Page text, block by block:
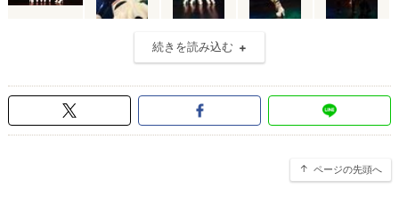
続きを読み込む
ページの先頭へ